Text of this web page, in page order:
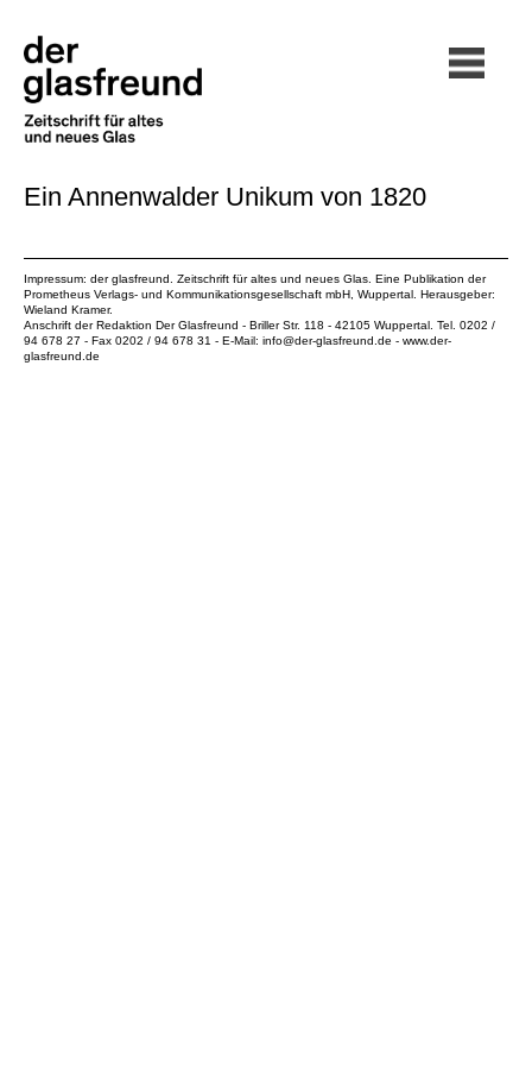
Ein Annenwalder Unikum von 1820
Impressum: der glasfreund. Zeitschrift für altes und neues Glas. Eine Publikation der
Prometheus Verlags- und Kommunikationsgesellschaft mbH , Wuppertal. Herausgeber:
Wieland Kramer.
Anschrift der Redaktion Der Glasfreund - Briller Str. 118 - 42105 Wuppertal. Tel. 0202 /
94 678 27 - Fax 0202 / 94 678 31 - E-Mail: info@der-glasfreund.de - www.der-
glasfreund.de